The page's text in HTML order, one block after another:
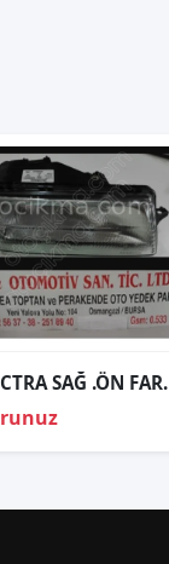
SAĞ .ÖN FAR.